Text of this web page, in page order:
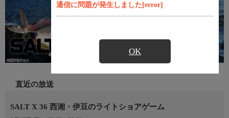
通信に問題が発生しました[error]
OK
直近の放送
SALT X 36 西湘・伊豆のライトショアゲーム